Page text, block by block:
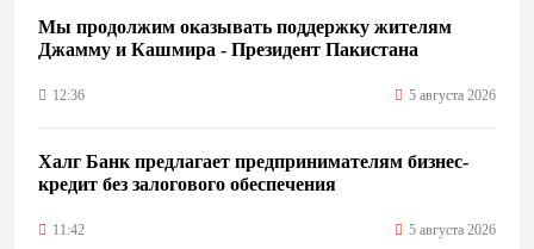
Мы продолжим оказывать поддержку жителям
Джамму и Кашмира - Президент Пакистана
12:36 5 августа 2026
Халг Банк предлагает предпринимателям бизнес-
кредит без залогового обеспечения
11:42 5 августа 2026